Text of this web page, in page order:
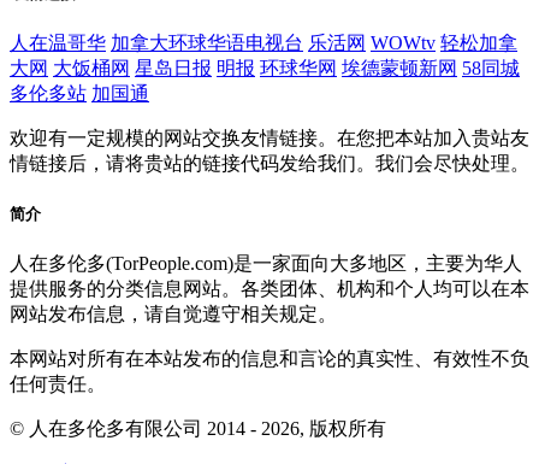
人在温哥华 加拿大环球华语电视台 乐活网 WOWtv 轻松加拿
大网 大饭桶网 星岛日报 明报 环球华网 埃德蒙顿新网 58同城
多伦多站 加国通
欢迎有一定规模的网站交换友情链接。在您把本站加入贵站友
情链接后，请将贵站的链接代码发给我们。我们会尽快处理。
简介
人在多伦多(TorPeople.com)是一家面向大多地区，主要为华人
提供服务的分类信息网站。各类团体、机构和个人均可以在本
网站发布信息，请自觉遵守相关规定。
本网站对所有在本站发布的信息和言论的真实性、有效性不负
任何责任。
© 人在多伦多有限公司 2014 - 2026, 版权所有